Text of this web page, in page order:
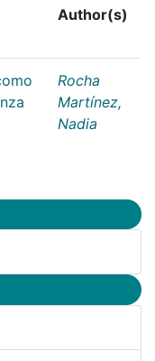
Author(s)
Rocha
Martínez,
Nadia